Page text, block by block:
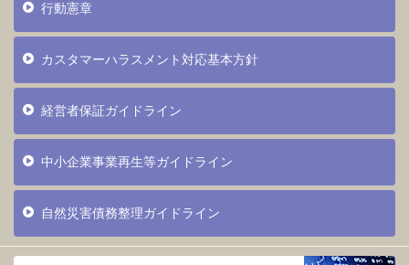
行動憲章
カスタマーハラスメント対応基本方針
経営者保証ガイドライン
中小企業事業再生等ガイドライン
自然災害債務整理ガイドライン